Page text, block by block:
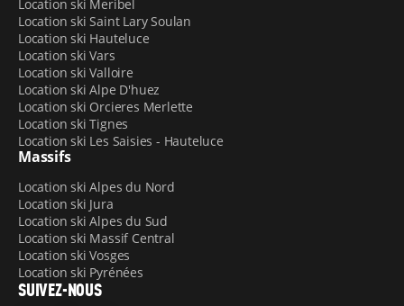
Location ski Meribel
Location ski Saint Lary Soulan
Location ski Hauteluce
Location ski Vars
Location ski Valloire
Location ski Alpe D'huez
Location ski Orcieres Merlette
Location ski Tignes
Location ski Les Saisies - Hauteluce
Massifs
Location ski Alpes du Nord
Location ski Jura
Location ski Alpes du Sud
Location ski Massif Central
Location ski Vosges
Location ski Pyrénées
SUIVEZ-NOUS